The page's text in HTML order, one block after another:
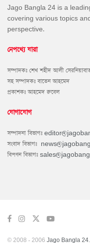
Jago Bangla 24 is a
covering various topics
perspective.
নেপথ্যে যারা
সম্পাদকঃ শেখ শহীদ আলী
সহ সম্পাদকঃ বাতেন আহমেদ
প্রকাশকঃ আহমেদ রুবেল
যোগাযোগ
সম্পাদনা বিভাগঃ
সংবাদ বিভাগঃ
বিপণন বিভাগঃ
© 2008 - 2006 Jago Bangla 24.